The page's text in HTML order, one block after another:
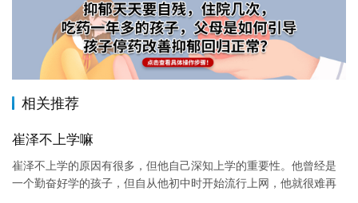
相关推荐
崔泽不上学嘛
崔泽不上学的原因有很多，但他自己深知上学的重要性。他曾经是
一个勤奋好学的孩子，但自从他初中时开始流行上网，他就很难再